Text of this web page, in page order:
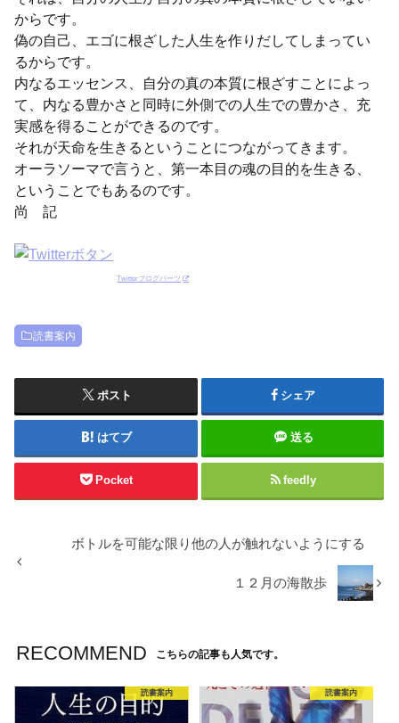
からです。
偽の自己、エゴに根ざした人生を作りだしてしまってい
るからです。
内なるエッセンス、自分の真の本質に根ざすことによっ
て、内なる豊かさと同時に外側での人生での豊かさ、充
実感を得ることができるのです。
それが天命を生きるということにつながってきます。
オーラソーマで言うと、第一本目の魂の目的を生きる、
ということでもあるのです。
尚 記
Twitterブログパーツ
読書案内
ポスト シェア
はてブ 送る
Pocket feedly
ボトルを可能な限り他の人が触れないようにする
１２月の海散歩
RECOMMEND こちらの記事も人気です。
読書案内 読書案内